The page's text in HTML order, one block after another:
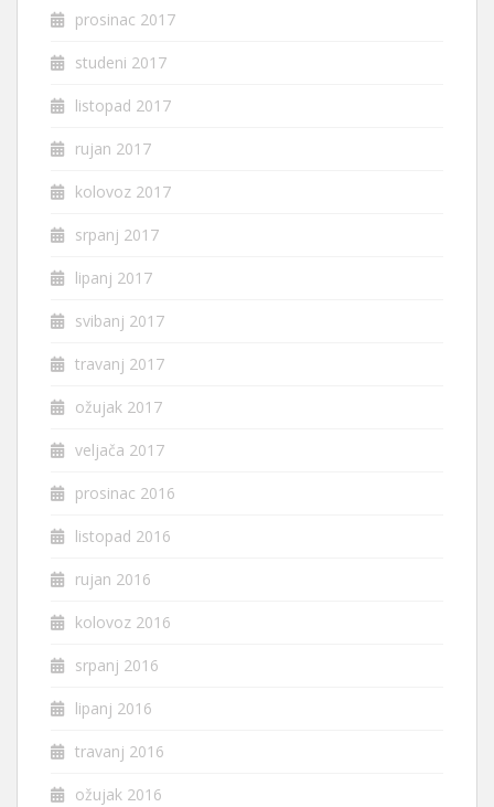
prosinac 2017
studeni 2017
listopad 2017
rujan 2017
kolovoz 2017
srpanj 2017
lipanj 2017
svibanj 2017
travanj 2017
ožujak 2017
veljača 2017
prosinac 2016
listopad 2016
rujan 2016
kolovoz 2016
srpanj 2016
lipanj 2016
travanj 2016
ožujak 2016